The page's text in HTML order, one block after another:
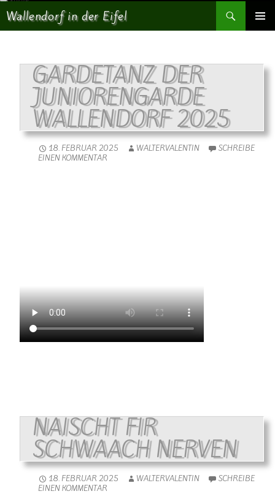
Wallendorf in der Eifel
SPRINGE ZUM INHALT
GARDETANZ DER
JUNIORENGARDE
WALLENDORF 2025
18. FEBRUAR 2025 WALTERVALENTIN
SCHREIBE
EINEN KOMMENTAR
NAISCHT FIR
SCHWAACH NERVEN
18. FEBRUAR 2025 WALTERVALENTIN
SCHREIBE
EINEN KOMMENTAR